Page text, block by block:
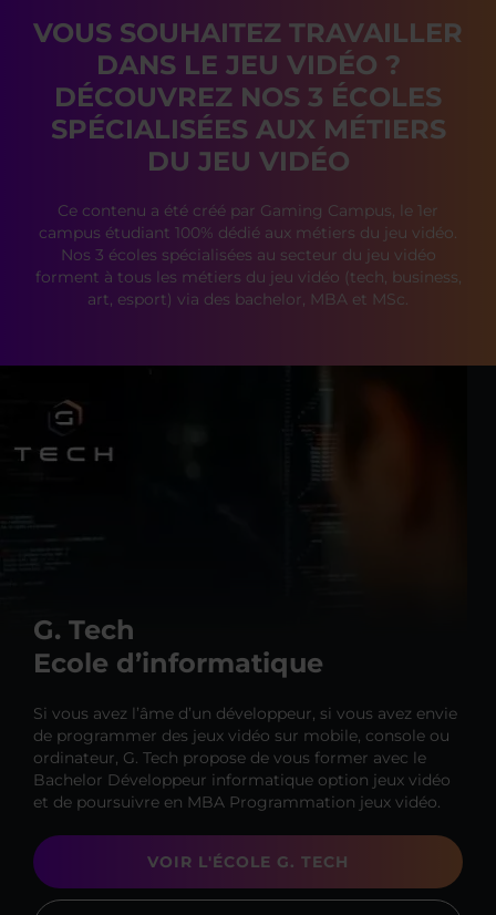
VOUS SOUHAITEZ TRAVAILLER
DANS LE JEU VIDÉO ?
DÉCOUVREZ NOS 3 ÉCOLES
SPÉCIALISÉES AUX MÉTIERS
DU JEU VIDÉO
Ce contenu a été créé par Gaming Campus, le 1er
campus étudiant 100% dédié aux métiers du jeu vidéo.
Nos 3 écoles spécialisées au secteur du jeu vidéo
forment à tous les métiers du jeu vidéo (tech, business,
art, esport) via des bachelor, MBA et MSc.
G. Tech
Ecole d’informatique
Si vous avez l’âme d’un développeur, si vous avez envie
de programmer des jeux vidéo sur mobile, console ou
ordinateur, G. Tech propose de vous former avec le
Bachelor Développeur informatique option jeux vidéo
et de poursuivre en MBA Programmation jeux vidéo.
VOIR L'ÉCOLE G. TECH